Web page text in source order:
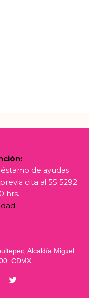
de ayudas
cita al 55 5292
hrs.
Alcaldía Miguel
CDMX